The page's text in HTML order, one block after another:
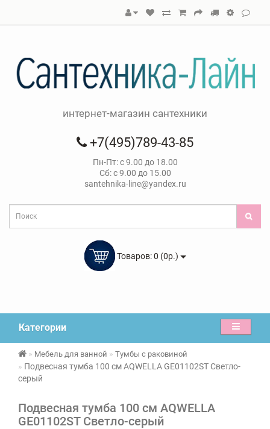
интернет-магазин сантехники
+7(495)789-43-85
Пн-Пт: с 9.00 до 18.00
Сб: с 9.00 до 15.00
santehnika-line@yandex.ru
Товаров: 0 (0р.)
Категории
Мебель для ванной Тумбы с раковиной
Подвесная тумба 100 см AQWELLA GE01102ST Светло-
серый
Подвесная тумба 100 см AQWELLA
GE01102ST Светло-серый